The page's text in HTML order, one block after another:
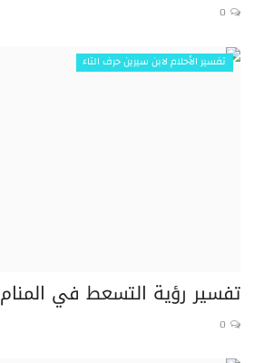
0
تفسير الأحلام لابن سيرين حرف التاء
تفسير رؤية التسعط في المنام
0